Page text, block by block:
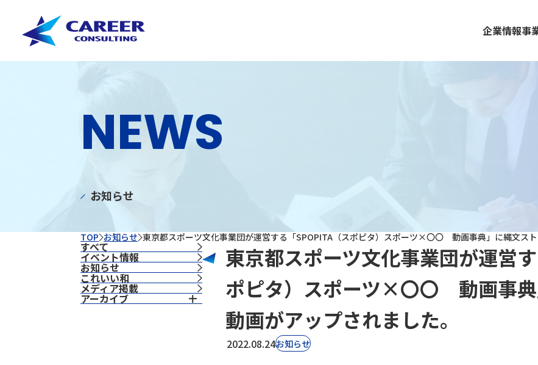
企業情報事
NEWS
お知らせ
TOP お知らせ 東京都スポーツ文化事業団が運営する「SPOPITA（スポピタ）スポーツ×〇〇 動画事典」に縄文スト
すべて
イベント情報
お知らせ
これいい和
⁨⁩メディア掲載
アーカイブ
東京都スポーツ文化事業団が運営
ポピタ）スポーツ×〇〇 動画事典
動画がアップされました。
2022.08.24お知らせ